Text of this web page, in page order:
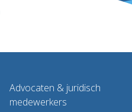
Advocaten & juridisch
medewerkers